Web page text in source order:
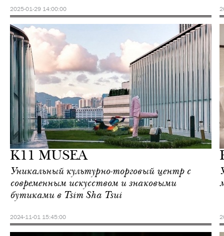
2025-01-29 14:00:00
K11 MUSEA
Уникальный культурно-торговый центр с
современным искусством и знаковыми
бутиками в Tsim Sha Tsui
2024-11-01 15:45:00